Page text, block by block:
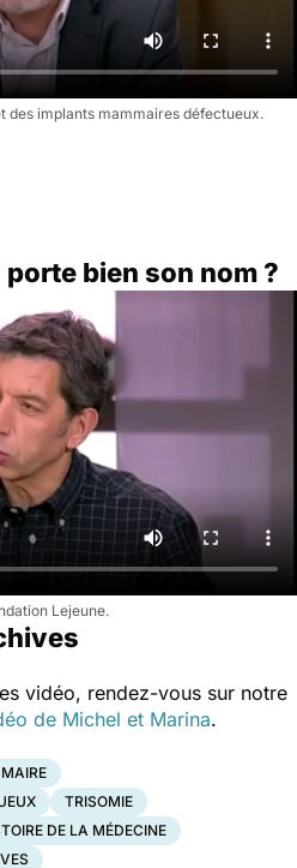
des implants mammaires défectueux.
bien son nom ?
Lejeune.
vidéo, rendez-vous sur notre
de Michel et Marina.
TRISOMIE
DE LA MÉDECINE